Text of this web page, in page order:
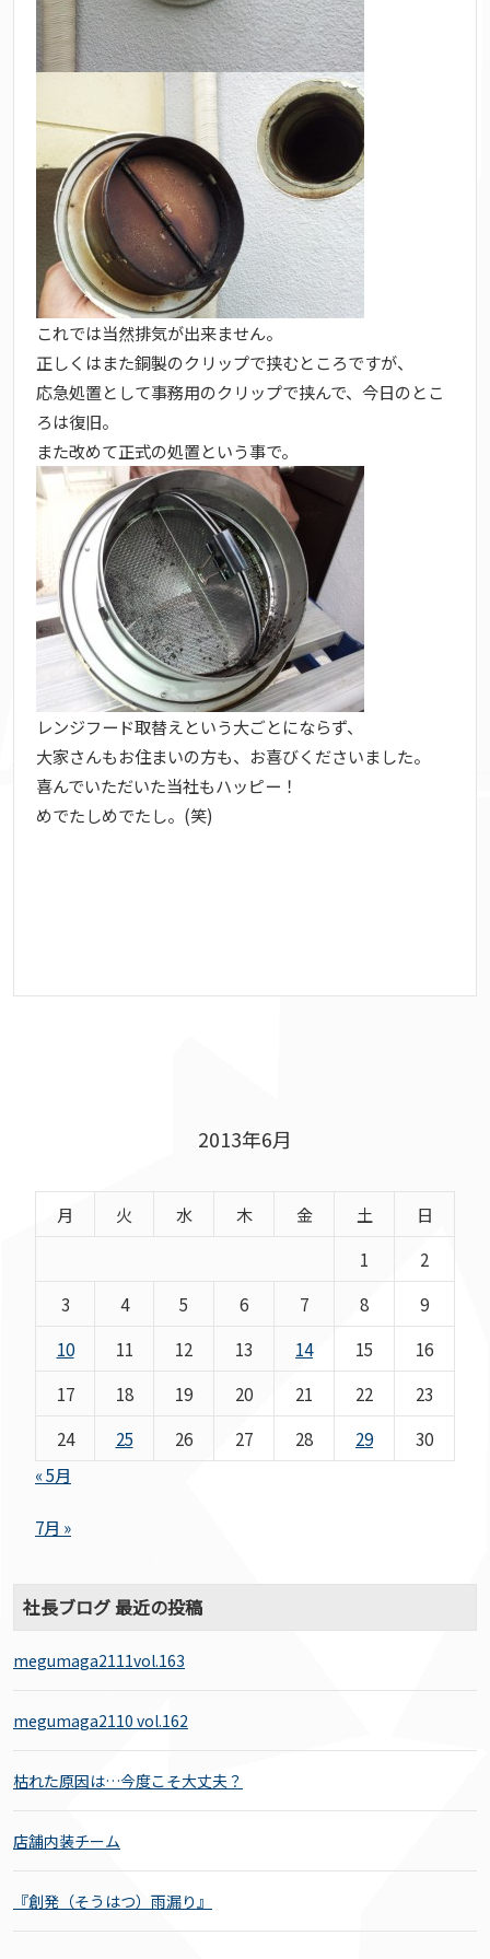
これでは当然排気が出来ません。
正しくはまた銅製のクリップで挟むところですが、
応急処置として事務用のクリップで挟んで、今日のとこ
ろは復旧。
また改めて正式の処置という事で。
レンジフード取替えという大ごとにならず、
大家さんもお住まいの方も、お喜びくださいました。
喜んでいただいた当社もハッピー！
めでたしめでたし。(笑)
2013年6月
月 火 水 木 金 土
日
1
2
3
4 5 6 7 8
9
10
11 12 13 14 15
16
17
18 19 20 21 22
23
24
25 26 27 28 29
30
« 5月
7月 »
社長ブログ 最近の投稿
megumaga2111vol.163
megumaga2110 vol.162
枯れた原因は…今度こそ大丈夫？
店舗内装チーム
『創発（そうはつ）雨漏り』